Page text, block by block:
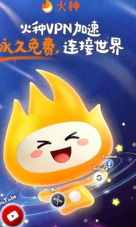
支持 [0] 反对[0]
支持[0] 反对
支持[0] 反对[0]
旋风加速器